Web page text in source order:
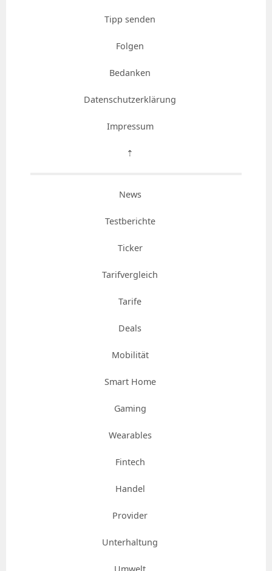
Tipp senden
Folgen
Bedanken
Datenschutzerklärung
Impressum
⇡
News
Testberichte
Ticker
Tarifvergleich
Tarife
Deals
Mobilität
Smart Home
Gaming
Wearables
Fintech
Handel
Provider
Unterhaltung
Umwelt